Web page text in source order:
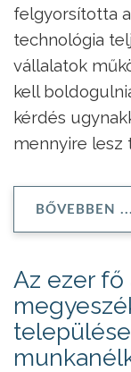
felgyorsította
technológia
vállalatok
kell
kérdés
mennyire lesz
BŐVEBBEN ...
Az ezer fő